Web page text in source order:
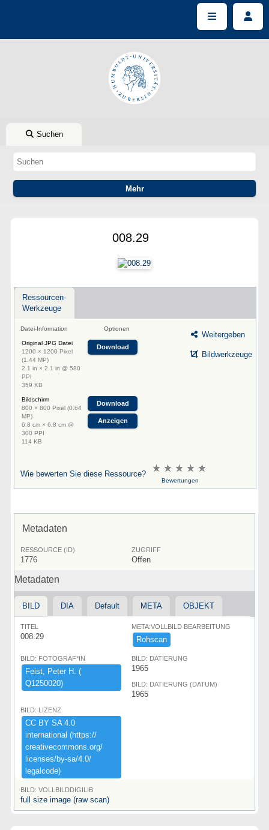
Suchen
008.29
Ressourcen-
Werkzeuge
Datei-Information Optionen
Original JPG Datei
1200 × 1200 Pixel
(1.44 MP)
2.1 in × 2.1 in @ 580
PPI
359 KB
Download
Bildschirm
800 × 800 Pixel (0.64
MP)
6.8 cm × 6.8 cm @
300 PPI
114 KB
Download
Anzeigen
Weitergeben
Bildwerkzeuge
Wie bewerten Sie diese Ressource?
Bewertungen
Metadaten
RESSOURCE (ID)
1776
ZUGRIFF
Offen
Metadaten
BILD DIA Default META OBJEKT
TITEL
008.29
META:VOLLBILD BEARBEITUNG
Rohscan
BILD: FOTOGRAF*IN
Feist,​ ​Peter ​H.​ ​(​
Q1250020)​
BILD: DATIERUNG
1965
BILD: DATIERUNG (DATUM)
1965
BILD: LIZENZ
CC ​BY ​SA ​4.​0 ​
international ​(​https:​/​/​
creativecommons.​org/​
licenses/​by-​sa/​4.​0/​
legalcode)​
BILD: VOLLBILDDIGILIB
full size image (raw scan)